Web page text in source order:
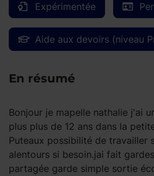
Expérimentée
Aide aux devoirs (niveau
En résumé
Bonjour je mapelle nathalie j'ai
plus plus de 12 ans dans la
Puteaux possibilité de travailler
alentours si besoin.jai fait
partagée garde simple sortie